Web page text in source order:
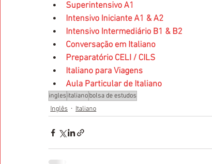
Superintensivo A1
Intensivo Iniciante A1 & A2
Intensivo Intermediário B1 & B2
Conversação em Italiano
Preparatório CELI / CILS
Italiano para Viagens
Aula Particular de Italiano
ingles italianobolsa de estudos
Inglês
Italiano